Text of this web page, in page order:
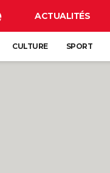
ACTUALITÉS
CULTURE SPORT